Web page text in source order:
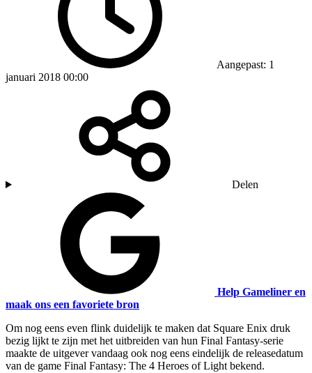
Aangepast: 1
januari 2018 00:00
Delen
Help Gameliner en
maak ons een favoriete bron
Om nog eens even flink duidelijk te maken dat Square Enix druk
bezig lijkt te zijn met het uitbreiden van hun Final Fantasy-serie
maakte de uitgever vandaag ook nog eens eindelijk de releasedatum
van de game Final Fantasy: The 4 Heroes of Light bekend.